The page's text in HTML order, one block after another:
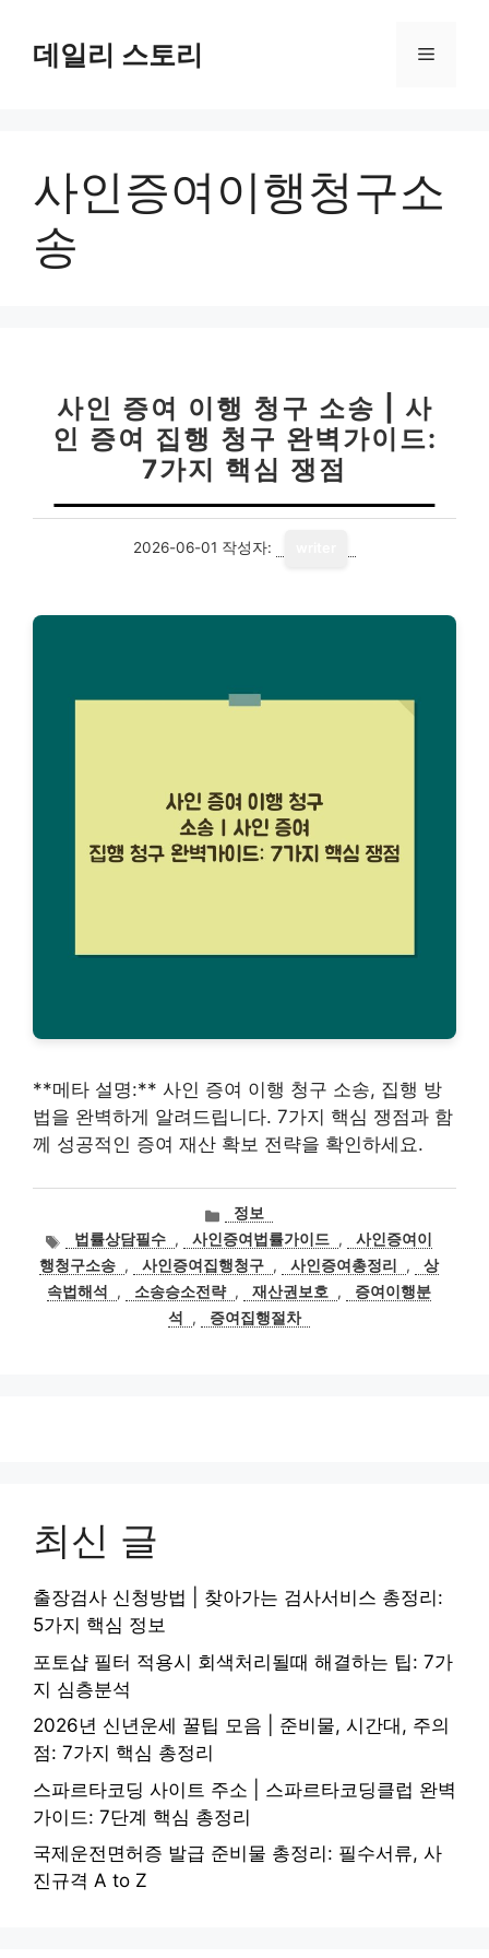
데일리 스토리 메
사인증여이행청구소
송
사인 증여 이행 청구 소송 | 사
인 증여 집행 청구 완벽가이드:
7가지 핵심 쟁점
2026-06-01 작성자:
**메타 설명:** 사인 증여 이행 청구 소송, 집행 방
법을 완벽하게 알려드립니다. 7가지 핵심 쟁점과 함
께 성공적인 증여 재산 확보 전략을 확인하세요.
카
테
고
리
정보
태
그
법률상담필수 , 사인증여법률가이드 ,
사인증여이
행청구소송 , 사인증여집행청구 , 사인증여총정리 ,
상
속법해석
, 소송승소전략 , 재산권보호 ,
증여이행분
석
, 증여집행절차
최신 글
출장검사 신청방법 | 찾아가는 검사서비스 총정리:
5가지 핵심 정보
포토샵 필터 적용시 회색처리될때 해결하는 팁: 7가
지 심층분석
2026년 신년운세 꿀팁 모음 | 준비물, 시간대, 주의
점: 7가지 핵심 총정리
스파르타코딩 사이트 주소 | 스파르타코딩클럽 완벽
가이드: 7단계 핵심 총정리
국제운전면허증 발급 준비물 총정리: 필수서류, 사
진규격 A to Z